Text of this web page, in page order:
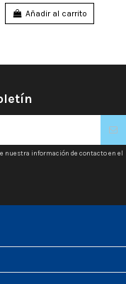
Añadir al carrito
nuestra información de contacto en el